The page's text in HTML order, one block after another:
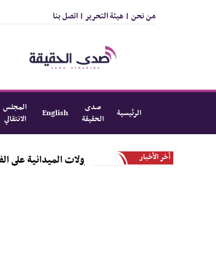
من نحن | هيئة التحرير | اتصل بنا
الرئيسية
صدى
الحقيقة
English
المجلس
الانتقالي
أخر الأخبار
من النزولات الميدانية على الفرق الرياضية بالمديرية